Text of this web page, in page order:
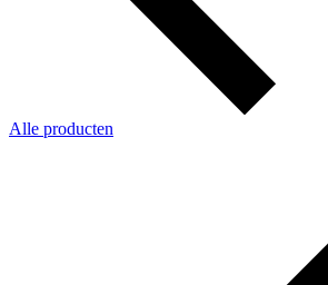
Alle producten